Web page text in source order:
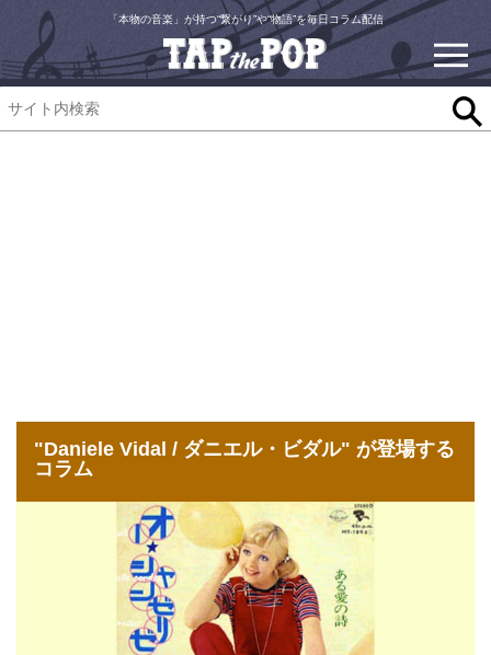
「本物の音楽」が持つ“繋がり”や“物語”を毎日コラム配信
"Daniele Vidal / ダニエル・ビダル" が登場する
コラム